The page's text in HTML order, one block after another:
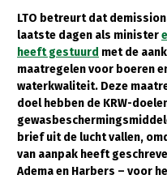
Transitiepaden
Thema’s
Gezonde planten
Gezonde dieren
Natuur, klimaat en
Bodem en water
LTO betreurt dat
laatste dagen als minister
heeft gestuurd met de
maatregelen voor boeren
waterkwaliteit. Deze
doel hebben de KRW-
brief uit de lucht vallen,
van aanpak heeft
Adema en Harbers – voor